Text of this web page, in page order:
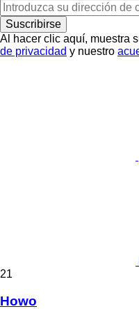
Suscribirse
Al hacer clic aquí, muestra
de privacidad y nuestro
21
Howo